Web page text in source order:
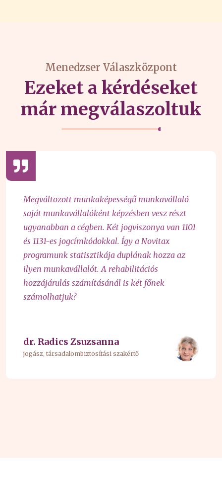
Menedzser Válaszközpont
Ezeket a kérdéseket
már megválaszoltuk
Megváltozott munkaképességű munkavállaló
saját munkavállalóként képzésben vesz részt
ugyanabban a cégben. Két jogviszonya van 1101
és 1131-es jogcímkódokkal. Így a Novitax
programunk statisztikája duplának hozza az
ilyen munkavállalót. A rehabilitációs
hozzájárulás számításánál is két főnek
számolhatjuk?
dr. Radics Zsuzsanna
jogász, társadalombiztosítási szakértő